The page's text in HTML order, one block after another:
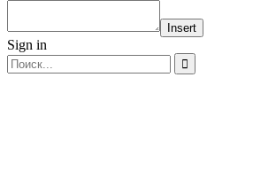
Insert
Sign in